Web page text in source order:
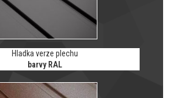
Hladka verze plechu
barvy RAL